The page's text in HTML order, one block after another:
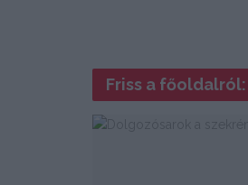
Friss a főoldalról: